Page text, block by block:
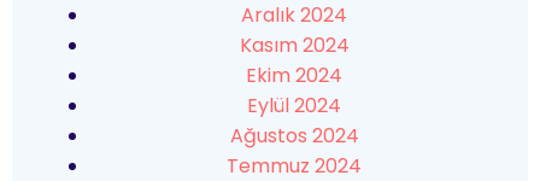
Aralık 2024
Kasım 2024
Ekim 2024
Eylül 2024
Ağustos 2024
Temmuz 2024